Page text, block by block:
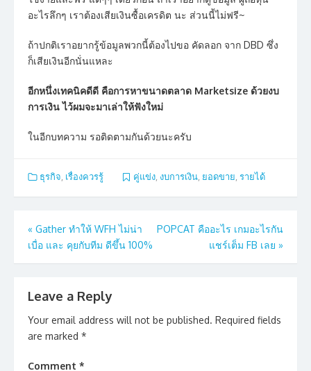
อะไรลึกๆ เราต้องเสียเงินซื้อเครดิต นะ ส่วนนี้ไม่ฟรี~
ถ้าปกติเราอยากรู้ข้อมูลพวกนี้ต้องไปขอ คัดลอก จาก DBD ซึ่ง
ก็เสียเงินอีกนั่นแหละ
อีกหนึ่งเทคนิคดีดี คือการหาขนาดตลาด Marketsize ด้วยงบ
การเงิน ไว้ผมจะมาเล่าให้ฟังใหม่
ในอีกบทความ รอติดตามกันด้วยนะครับ
ธุรกิจ, เรื่องควรรู้ คู่แข่ง, งบการเงิน, ยอดขาย, รายได้
Post
navigation
« Gather ทำให้ WFH ไม่น่า
เบื่อ และ คุยกับทีม ดีขึ้น 100%
POPCAT คืออะไร เกมอะไรกัน
แชร์เต็ม FB เลย »
Leave a Reply
Your email address will not be published. Required fields
are marked *
Comment *